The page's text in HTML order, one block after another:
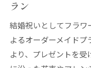
ラン
結婚祝いとしてフラ
よるオーダーメイド
より、プレゼントを